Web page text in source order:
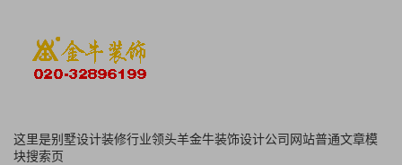
这里是别墅设计装修行业领头羊金牛装饰设计公司网站普通文章模
块搜索页